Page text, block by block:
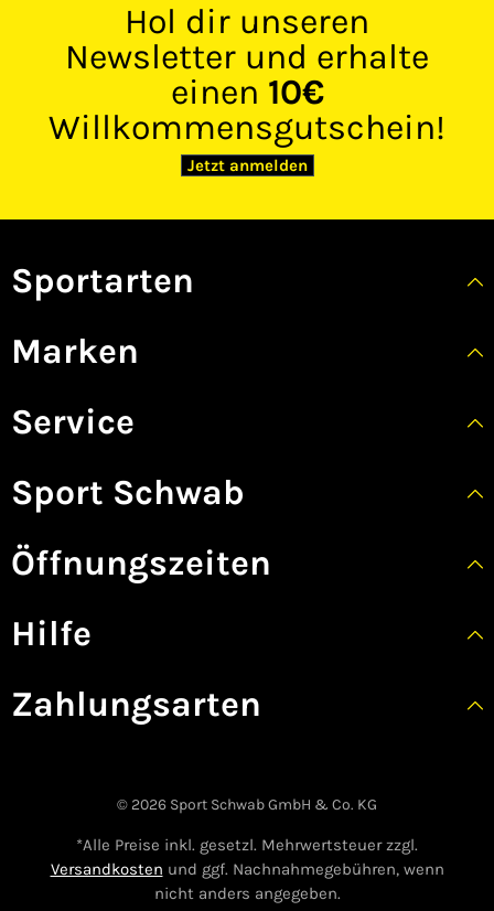
Hol dir unseren
Newsletter und erhalte
einen 10€
Willkommensgutschein!
Jetzt anmelden
Sportarten
Marken
Service
Sport Schwab
Öffnungszeiten
Hilfe
Zahlungsarten
© 2026 Sport Schwab GmbH & Co. KG
*Alle Preise inkl. gesetzl. Mehrwertsteuer zzgl.
Versandkosten und ggf. Nachnahmegebühren, wenn
nicht anders angegeben.